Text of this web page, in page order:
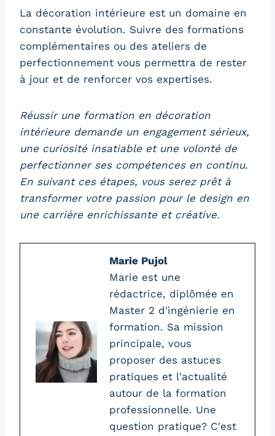
La décoration intérieure est un domaine en
constante évolution. Suivre des formations
complémentaires ou des ateliers de
perfectionnement vous permettra de rester
à jour et de renforcer vos expertises.
Réussir une formation en décoration
intérieure demande un engagement sérieux,
une curiosité insatiable et une volonté de
perfectionner ses compétences en continu.
En suivant ces étapes, vous serez prêt à
transformer votre passion pour le design en
une carrière enrichissante et créative.
Marie Pujol
Marie est une
rédactrice, diplômée en
Master 2 d'ingénierie en
formation. Sa mission
principale, vous
proposer des astuces
pratiques et l'actualité
autour de la formation
professionnelle. Une
question pratique? C'est